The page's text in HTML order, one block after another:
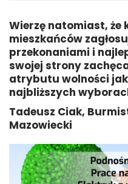
Wierzę natomiast, że
mieszkańców
przekonaniami i
swojej strony
atrybutu wolności
najbliższych
Tadeusz Ciak,
Mazowiecki